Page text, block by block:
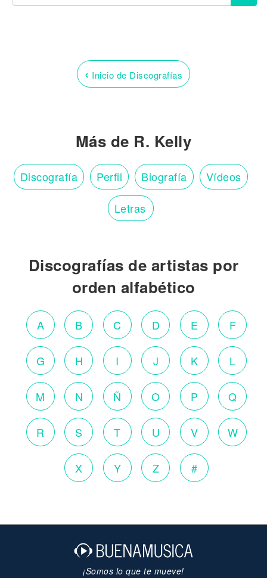
‹ Inicio de Discografías
Más de R. Kelly
Discografía Perfil Biografía Vídeos
Letras
Discografías de artistas por
orden alfabético
A B C D E F
G H I J K L
M N Ñ O P Q
R S T U V W
X Y Z #
¡Somos lo que te mueve!